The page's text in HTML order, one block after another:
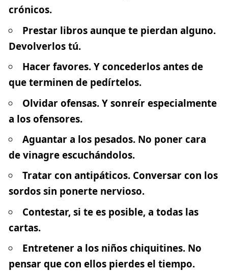
crónicos.
Prestar libros aunque te pierdan alguno.
Devolverlos tú.
Hacer favores. Y concederlos antes de
que terminen de pedírtelos.
Olvidar ofensas. Y sonreír especialmente
a los ofensores.
Aguantar a los pesados. No poner cara
de vinagre escuchándolos.
Tratar con antipáticos. Conversar con los
sordos sin ponerte nervioso.
Contestar, si te es posible, a todas las
cartas.
Entretener a los niños chiquitines. No
pensar que con ellos pierdes el tiempo.